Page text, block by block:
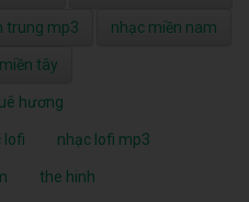
trung mp3 nhạc miền nam
tây
hương
lofi nhạc lofi mp3
the hinh